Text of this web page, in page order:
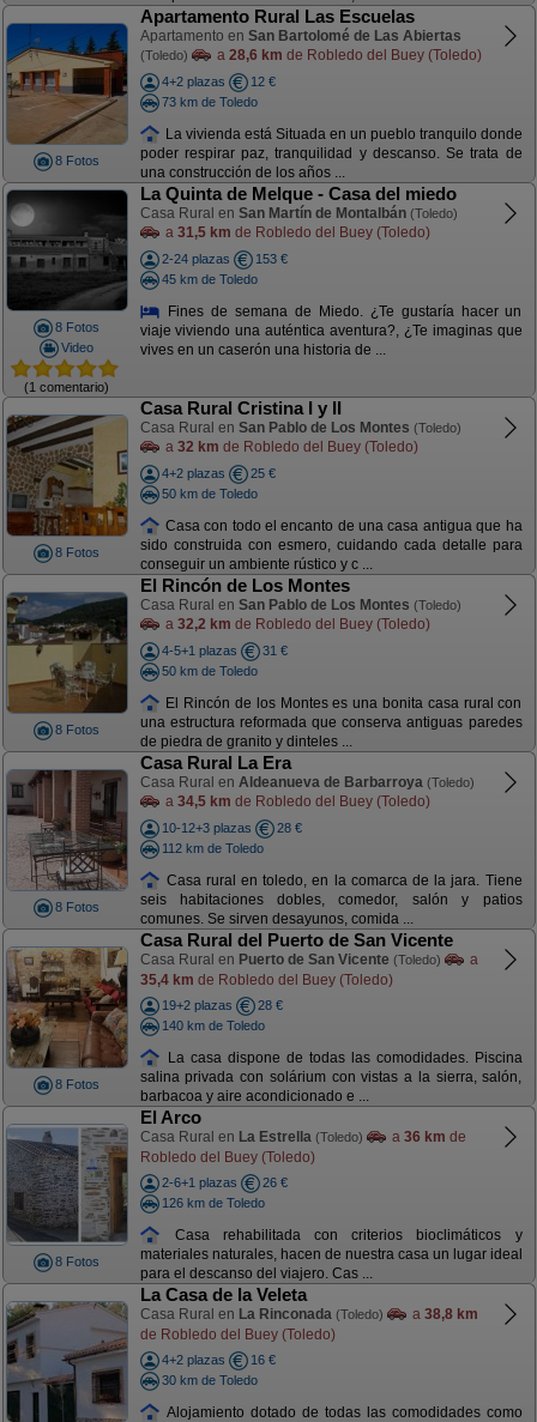
8 Fotos
Apartamento Rural Las Escuelas
Apartamento en San Bartolomé de Las Abiertas
(Toledo) a 28,6 km de Robledo del Buey (Toledo)
4+2 plazas
12 €
73 km de Toledo
La vivienda está Situada en un pueblo tranquilo donde
poder respirar paz, tranquilidad y descanso. Se trata de
una construcción de los años ...
8 Fotos
Video
(1 comentario)
La Quinta de Melque - Casa del miedo
Casa Rural en San Martín de Montalbán (Toledo)
a 31,5 km de Robledo del Buey (Toledo)
2-24 plazas
153 €
45 km de Toledo
Fines de semana de Miedo. ¿Te gustaría hacer un
viaje viviendo una auténtica aventura?, ¿Te imaginas que
vives en un caserón una historia de ...
8 Fotos
Casa Rural Cristina I y II
Casa Rural en San Pablo de Los Montes (Toledo)
a 32 km de Robledo del Buey (Toledo)
4+2 plazas
25 €
50 km de Toledo
Casa con todo el encanto de una casa antigua que ha
sido construida con esmero, cuidando cada detalle para
conseguir un ambiente rústico y c ...
8 Fotos
El Rincón de Los Montes
Casa Rural en San Pablo de Los Montes (Toledo)
a 32,2 km de Robledo del Buey (Toledo)
4-5+1 plazas
31 €
50 km de Toledo
El Rincón de los Montes es una bonita casa rural con
una estructura reformada que conserva antiguas paredes
de piedra de granito y dinteles ...
8 Fotos
Casa Rural La Era
Casa Rural en Aldeanueva de Barbarroya (Toledo)
a 34,5 km de Robledo del Buey (Toledo)
10-12+3 plazas
28 €
112 km de Toledo
Casa rural en toledo, en la comarca de la jara. Tiene
seis habitaciones dobles, comedor, salón y patios
comunes. Se sirven desayunos, comida ...
8 Fotos
Casa Rural del Puerto de San Vicente
Casa Rural en Puerto de San Vicente (Toledo)
a
35,4 km de Robledo del Buey (Toledo)
19+2 plazas
28 €
140 km de Toledo
La casa dispone de todas las comodidades. Piscina
salina privada con solárium con vistas a la sierra, salón,
barbacoa y aire acondicionado e ...
8 Fotos
El Arco
Casa Rural en La Estrella (Toledo) a 36 km de
Robledo del Buey (Toledo)
2-6+1 plazas
26 €
126 km de Toledo
Casa rehabilitada con criterios bioclimáticos y
materiales naturales, hacen de nuestra casa un lugar ideal
para el descanso del viajero. Cas ...
La Casa de la Veleta
Casa Rural en La Rinconada (Toledo) a 38,8 km
de Robledo del Buey (Toledo)
4+2 plazas
16 €
30 km de Toledo
Alojamiento dotado de todas las comodidades como